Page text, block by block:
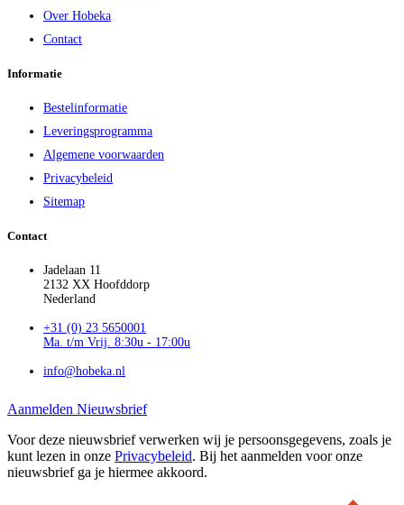
Over Hobeka
Contact
Informatie
Bestelinformatie
Leveringsprogramma
Algemene voorwaarden
Privacybeleid
Sitemap
Contact
Jadelaan 11
2132 XX Hoofddorp
Nederland
+31 (0) 23 5650001
Ma. t/m Vrij. 8:30u - 17:00u
info@hobeka.nl
Aanmelden Nieuwsbrief
Voor deze nieuwsbrief verwerken wij je persoonsgegevens, zoals je
kunt lezen in onze Privacybeleid. Bij het aanmelden voor onze
nieuwsbrief ga je hiermee akkoord.